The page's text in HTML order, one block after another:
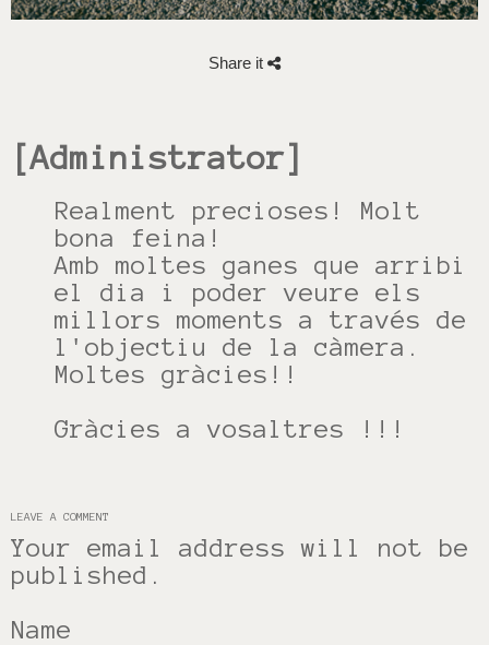
Share it
[Administrator]
Realment precioses! Molt
bona feina!
Amb moltes ganes que arribi
el dia i poder veure els
millors moments a través de
l'objectiu de la càmera.
Moltes gràcies!!
Gràcies a vosaltres !!!
LEAVE A COMMENT
Your email address will not be
published.
Name